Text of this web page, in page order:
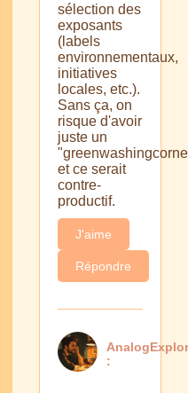
sélection des
exposants
(labels
environnementaux,
initiatives
locales, etc.).
Sans ça, on
risque d'avoir
juste un
et ce serait
contre-
productif.
J'aime
Répondre
: